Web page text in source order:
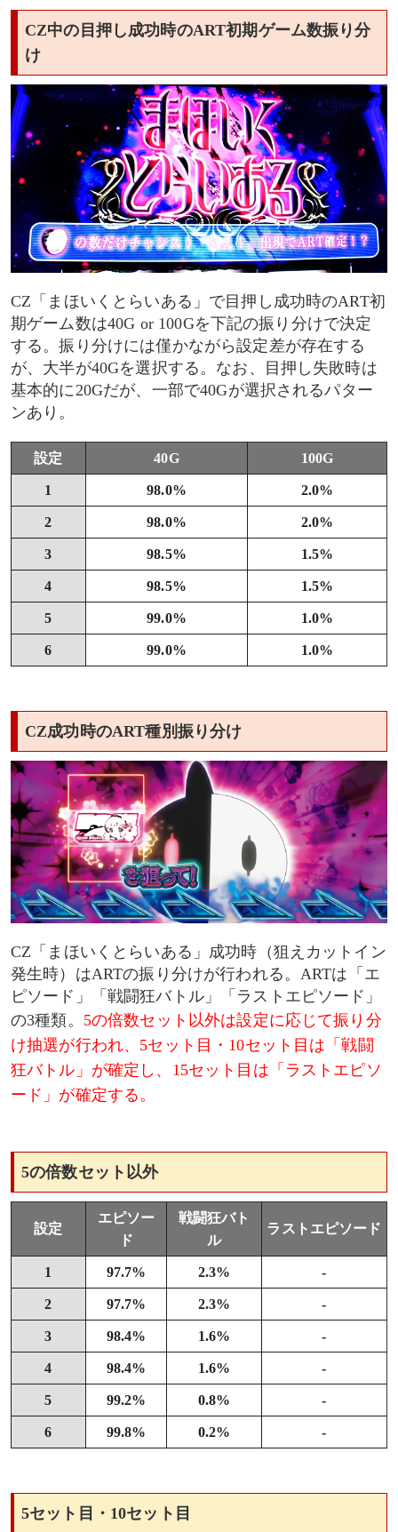
CZ中の目押し成功時のART初期ゲーム数振り分
け
CZ「まほいくとらいある」で目押し成功時のART初
期ゲーム数は40G or 100Gを下記の振り分けで決定
する。振り分けには僅かながら設定差が存在する
が、大半が40Gを選択する。なお、目押し失敗時は
基本的に20Gだが、一部で40Gが選択されるパター
ンあり。
設定 40G 100G
1 98.0% 2.0%
2 98.0% 2.0%
3 98.5% 1.5%
4 98.5% 1.5%
5 99.0% 1.0%
6 99.0% 1.0%
CZ成功時のART種別振り分け
CZ「まほいくとらいある」成功時（狙えカットイン
発生時）はARTの振り分けが行われる。ARTは「エ
ピソード」「戦闘狂バトル」「ラストエピソード」
の3種類。 5の倍数セット以外は設定に応じて振り分
け抽選が行われ、5セット目・10セット目は「戦闘
狂バトル」が確定し、15セット目は「ラストエピソ
ード」が確定する。
5の倍数セット以外
設定
エピソー
ド
戦闘狂バト
ル
ラストエピソード
1 97.7% 2.3% -
2 97.7% 2.3% -
3 98.4% 1.6% -
4 98.4% 1.6% -
5 99.2% 0.8% -
6 99.8% 0.2% -
5セット目・10セット目